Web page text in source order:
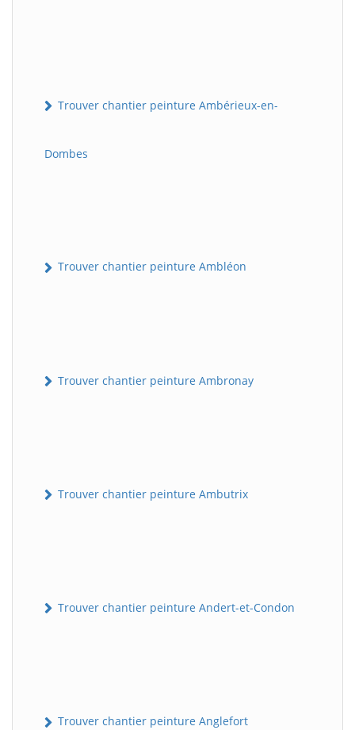
Trouver chantier peinture Ambérieux-en-
Dombes
Trouver chantier peinture Ambléon
Trouver chantier peinture Ambronay
Trouver chantier peinture Ambutrix
Trouver chantier peinture Andert-et-Condon
Trouver chantier peinture Anglefort